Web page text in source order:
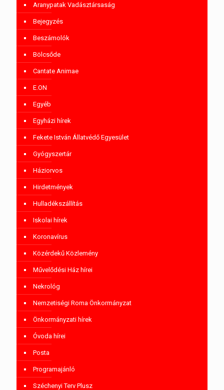
Aranypatak Vadásztársaság
Bejegyzés
Beszámolók
Bölcsőde
Cantate Animae
E.ON
Egyéb
Egyházi hírek
Fekete István Állatvédő Egyesület
Gyógyszertár
Háziorvos
Hirdetmények
Hulladékszállítás
Iskolai hírek
Koronavírus
Közérdekű Közlemény
Művelődési Ház hírei
Nekrológ
Nemzetiségi Roma Önkormányzat
Önkormányzati hírek
Óvoda hírei
Posta
Programajánló
Széchenyi Terv Plusz